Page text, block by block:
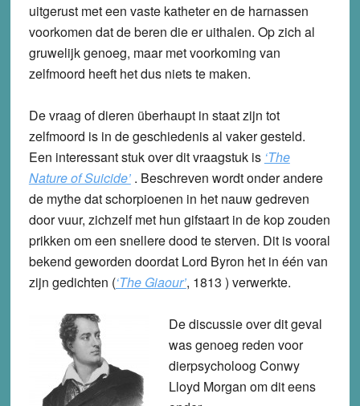
uitgerust met een vaste katheter en de harnassen
voorkomen dat de beren die er uithalen. Op zich al
gruwelijk genoeg, maar met voorkoming van
zelfmoord heeft het dus niets te maken.
De vraag of dieren überhaupt in staat zijn tot
zelfmoord is in de geschiedenis al vaker gesteld.
Een interessant stuk over dit vraagstuk is ‘The
Nature of Suicide’. Beschreven wordt onder andere
de mythe dat schorpioenen in het nauw gedreven
door vuur, zichzelf met hun gifstaart in de kop zouden
prikken om een snellere dood te sterven. Dit is vooral
bekend geworden doordat Lord Byron het in één van
zijn gedichten (‘The Giaour’, 1813 ) verwerkte.
De discussie over dit geval
was genoeg reden voor
dierpsycholoog Conwy
Lloyd Morgan om dit eens